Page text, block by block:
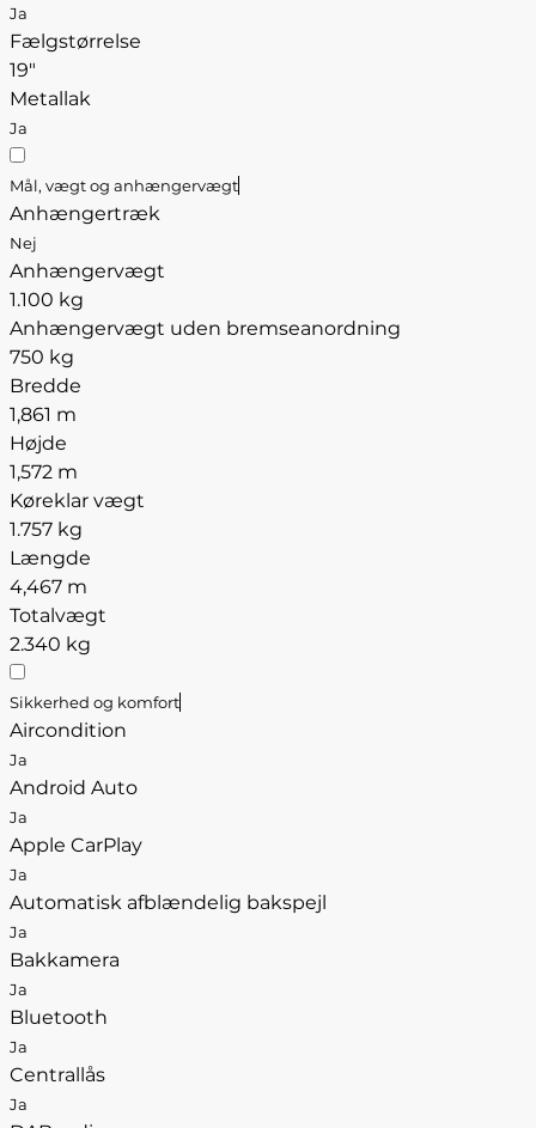
Ja
Fælgstørrelse
19"
Metallak
Ja
Mål, vægt og anhængervægt
Anhængertræk
Nej
Anhængervægt
1.100 kg
Anhængervægt uden bremseanordning
750 kg
Bredde
1,861 m
Højde
1,572 m
Køreklar vægt
1.757 kg
Længde
4,467 m
Totalvægt
2.340 kg
Sikkerhed og komfort
Aircondition
Ja
Android Auto
Ja
Apple CarPlay
Ja
Automatisk afblændelig bakspejl
Ja
Bakkamera
Ja
Bluetooth
Ja
Centrallås
Ja